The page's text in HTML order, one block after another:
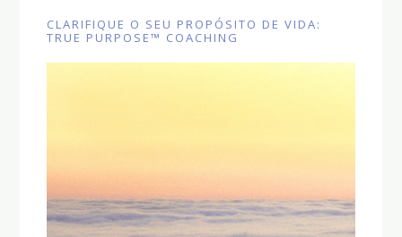
CLARIFIQUE O SEU PROPÓSITO DE VIDA:
TRUE PURPOSE™ COACHING